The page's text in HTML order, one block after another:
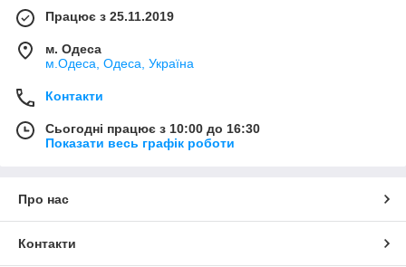
Працює з 25.11.2019
м. Одеса
м.Одеса, Одеса, Україна
Контакти
Сьогодні працює з 10:00 до 16:30
Показати весь графік роботи
Про нас
Контакти